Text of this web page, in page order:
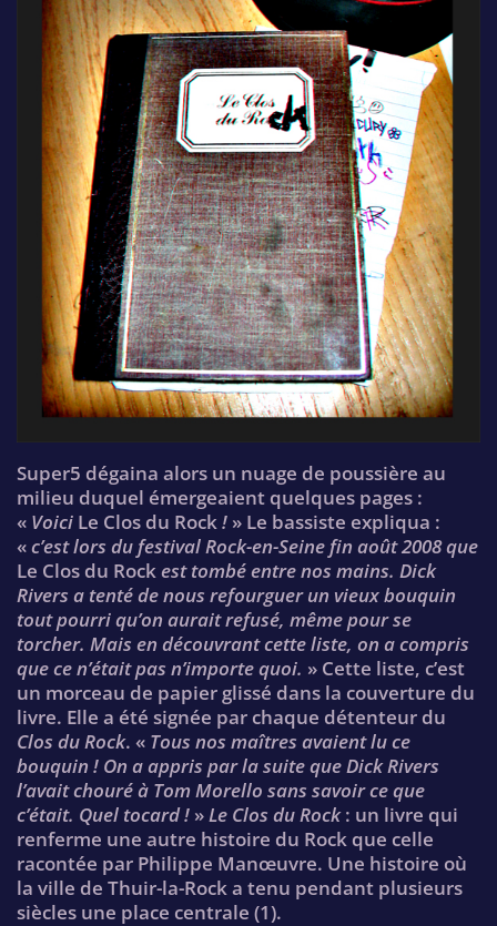
Super5 dégaina alors un nuage de poussière au
milieu duquel émergeaient quelques pages :
« Voici Le Clos du Rock! » Le bassiste expliqua :
«c’est lors du festival Rock-en-Seine fin août 2008 que
Le Clos du Rockest tombé entre nos mains. Dick
Rivers a tenté de nous refourguer un vieux bouquin
tout pourri qu’on aurait refusé, même pour se
torcher. Mais en découvrant cette liste, on a compris
que ce n’était pas n’importe quoi. » Cette liste, c’est
un morceau de papier glissé dans la couverture du
livre. Elle a été signée par chaque détenteur du
Clos du Rock. « Tous nos maîtres avaient lu ce
bouquin ! On a appris par la suite que Dick Rivers
l’avait chouré à Tom Morello sans savoir ce que
c’était. Quel tocard ! »Le Clos du Rock: un livre qui
renferme une autre histoire du Rock que celle
racontée par Philippe Manœuvre. Une histoire où
la ville de Thuir-la-Rock a tenu pendant plusieurs
siècles une place centrale (1).